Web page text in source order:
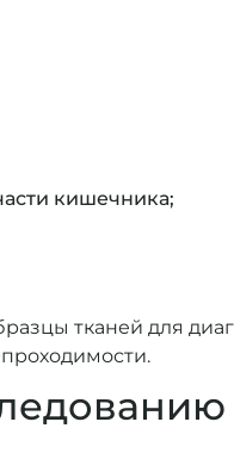
кишечника;
тканей для